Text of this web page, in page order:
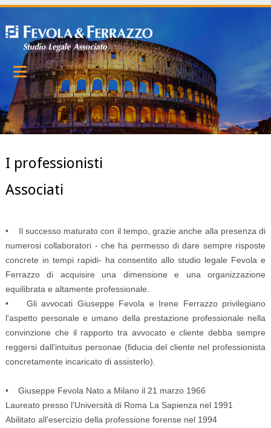
I professionisti
Associati
• Il successo maturato con il tempo, grazie anche alla presenza di
numerosi collaboratori - che ha permesso di dare sempre risposte
concrete in tempi rapidi- ha consentito allo studio legale Fevola e
Ferrazzo di acquisire una dimensione e una organizzazione
equilibrata e altamente professionale.
• Gli avvocati Giuseppe Fevola e Irene Ferrazzo privilegiano
l'aspetto personale e umano della prestazione professionale nella
convinzione che il rapporto tra avvocato e cliente debba sempre
reggersi dall'intuitus personae (fiducia del cliente nel professionista
concretamente incaricato di assisterlo).
• Giuseppe Fevola Nato a Milano il 21 marzo 1966
Laureato presso l'Università di Roma La Sapienza nel 1991
Abilitato all'esercizio della professione forense nel 1994